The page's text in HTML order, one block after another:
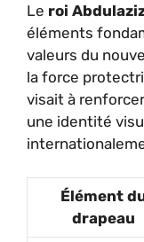
Le roi
éléments
valeurs du
la force
visait à renforcer
une identité
Élément
drapeau